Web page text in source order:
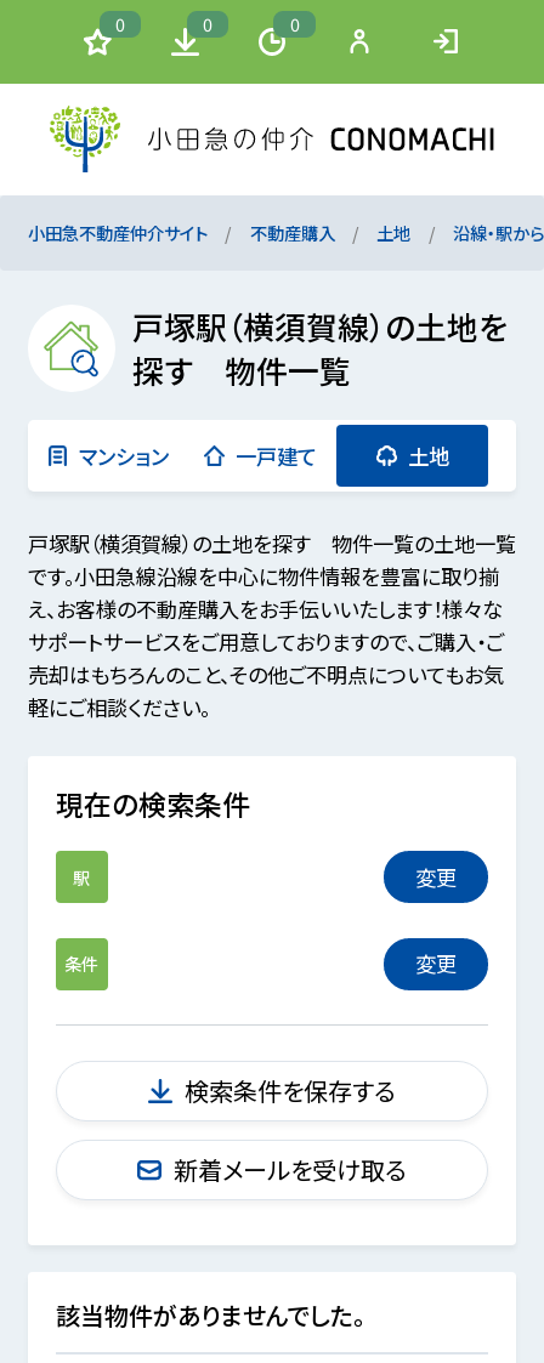
0 0 0
小田急不動産仲介サイト 不動産購入 土地 沿線・駅か
戸塚駅（横須賀線）の土地を
探す 物件一覧
マンション 一戸建て 土地
戸塚駅（横須賀線）の土地を探す 物件一覧の土地一覧
です。小田急線沿線を中心に物件情報を豊富に取り揃
え、お客様の不動産購入をお手伝いいたします！様々な
サポートサービスをご用意しておりますので、ご購入・ご
売却はもちろんのこと、その他ご不明点についてもお気
軽にご相談ください。
現在の検索条件
駅 変更
条件 変更
検索条件を保存する
新着メールを受け取る
該当物件がありませんでした。